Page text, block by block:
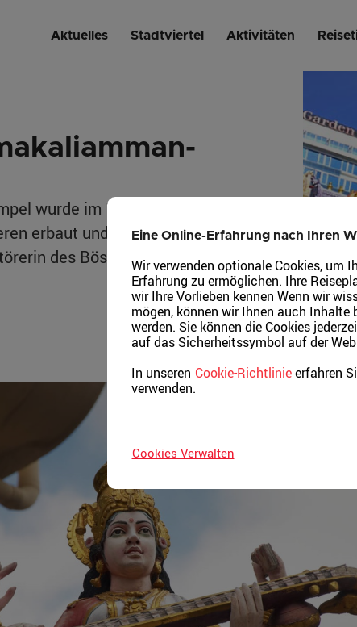
Aktuelles Stadtviertel Aktivitäten
wurde im 19. Jahrhundert
erbaut und der hinduistischen
des Bösen, gewidmet.
Eine Online-Erfahrung nach Ihren
Wir verwenden optionale Cookies, um
Erfahrung zu ermöglichen. Ihre
wir Ihre Vorlieben kennen Wenn wir
mögen, können wir Ihnen auch Inhalte
werden. Sie können die Cookies
auf das Sicherheitssymbol auf der
In unseren Cookie-Richtlinieerfahren
verwenden.
Cookies Verwalten